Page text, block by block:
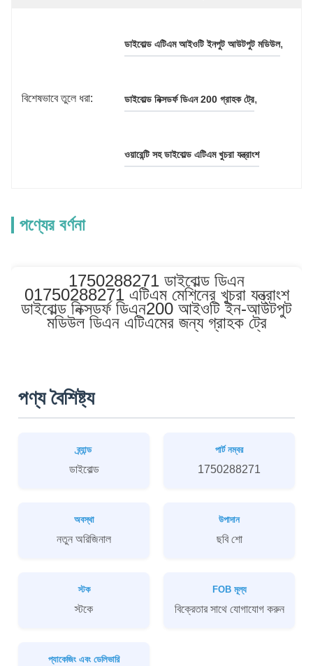
বিশেষভাবে তুলে ধরা:
ডাইবোল্ড এটিএম আইওটি ইনপুট আউটপুট মডিউল,
ডাইবোল্ড নিক্সডর্ফ ডিএন 200 গ্রাহক ট্রে,
ওয়ারেন্টি সহ ডাইবোল্ড এটিএম খুচরা যন্ত্রাংশ
পণ্যের বর্ণনা
1750288271 ডাইবোল্ড ডিএন
01750288271 এটিএম মেশিনের খুচরা যন্ত্রাংশ
ডাইবোল্ড নিক্সডর্ফ ডিএন200 আইওটি ইন-আউটপুট
মডিউল ডিএন এটিএমের জন্য গ্রাহক ট্রে
পণ্য বৈশিষ্ট্য
ব্র্যান্ড
ডাইবোল্ড
পার্ট নম্বর
1750288271
অবস্থা
নতুন অরিজিনাল
উপাদান
ছবি শো
স্টক
স্টকে
FOB মূল্য
বিক্রেতার সাথে যোগাযোগ করুন
প্যাকেজিং এবং ডেলিভারি